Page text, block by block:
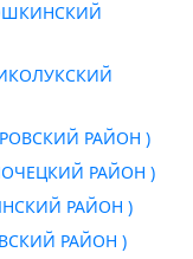
РАЙОН )
РАЙОН )
РАЙОН )
РАЙОН )